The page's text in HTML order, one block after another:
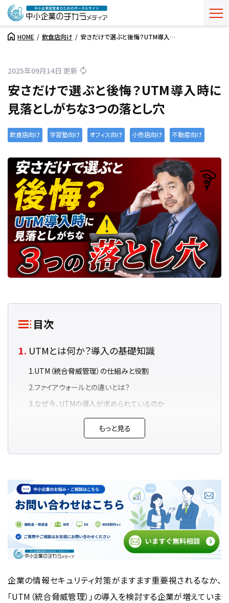
HOME 飲食店向け 安さだけで選ぶと後悔？UTM導入…
2025年09月14日 更新
安さだけで選ぶと後悔？UTM導入時に
見落としがちな3つの落とし穴
飲食店向け 学習塾向け オフィス向け 小売店向け 不動産向け
目次
UTMとは何か？導入の基礎知識
UTM（統合脅威管理）の仕組みと役割
ファイアウォールとの違いとは？
なぜ今、UTMの導入が求められているのか
UTM導入のメリット・効果
UTM導入の流れとチェックポイント
自社環境のセキュリティリスクを洗い出す
スペック・設置場所・利用人数の見極め
ベンダー選定から導入・設定までのプロセス
もっと見る
企業の情報セキュリティ対策がますます重要視されるなか、
「UTM （統合脅威管理）」の導入を検討する企業が増えていま